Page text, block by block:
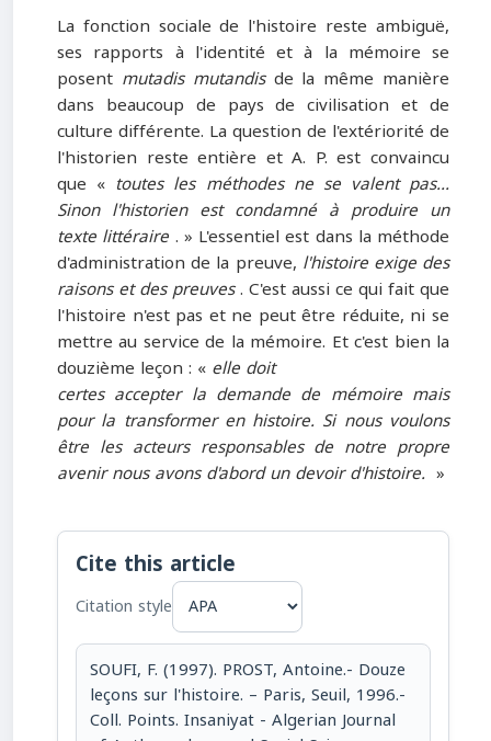
La fonction sociale de l'histoire reste ambiguë,
ses rapports à l'identité et à la mémoire se
posent mutadis mutandisde la même manière
dans beaucoup de pays de civilisation et de
culture différente. La question de l'extériorité de
l'historien reste entière et A. P. est convaincu
que « toutes les méthodes ne se valent pas...
Sinon l'historien est condamné à produire un
texte littéraire . » L'essentiel est dans la méthode
d'administration de la preuve, l'histoire exige des
raisons et des preuves. C'est aussi ce qui fait que
l'histoire n'est pas et ne peut être réduite, ni se
mettre au service de la mémoire. Et c'est bien la
douzième leçon : « elle doit
certes accepter la demande de mémoire mais
pour la transformer en his­toire. Si nous voulons
être les acteurs responsables de notre propre
avenir nous avons d'abord un devoir d'histoire. »
Cite this article
Citation style
SOUFI, F. (1997). PROST, Antoine.- Douze
leçons sur l'histoire. – Paris, Seuil, 1996.-
Coll. Points. Insaniyat - Algerian Journal